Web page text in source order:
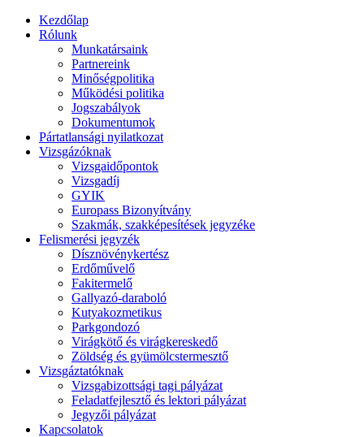
Kezdőlap
Rólunk
Munkatársaink
Partnereink
Minőségpolitika
Működési politika
Jogszabályok
Dokumentumok
Pártatlansági nyilatkozat
Vizsgázóknak
Vizsgaidőpontok
Vizsgadíj
GYIK
Europass Bizonyítvány
Szakmák, szakképesítések jegyzéke
Felismerési jegyzék
Dísznövénykertész
Erdőművelő
Fakitermelő
Gallyazó-daraboló
Kutyakozmetikus
Parkgondozó
Virágkötő és virágkereskedő
Zöldség és gyümölcstermesztő
Vizsgáztatóknak
Vizsgabizottsági tagi pályázat
Feladatfejlesztő és lektori pályázat
Jegyzői pályázat
Kapcsolatok